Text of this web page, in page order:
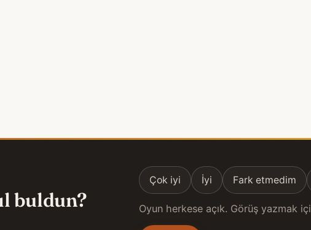
buldun?
Çok iyi İyi Fark etmedim
Oyun herkese açık. Görüş yazmak